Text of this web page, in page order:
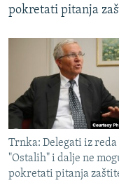
pokretati pitanja
Trnka: Delegati iz reda
"Ostalih" i dalje ne
pokretati pitanja